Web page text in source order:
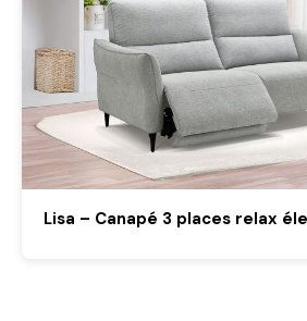
Lisa – Canapé 3 places relax